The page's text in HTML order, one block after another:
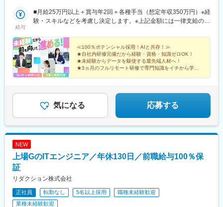
ん。※すべて徒歩10分以内の駅チカオフィスです。※フルリモー
ト・在宅勤務はプロジェクトによって異なります。
給与
■月給25万円以上＋賞与年2回＋各種手当（想定年収350万円）※経
験・スキルなどを考慮し決定します。※上記金額には一律支給の住
（期間中は月給23万円以上で、その他の待遇に変更なし）☆経験
がある方は、現職・前職給与を考慮します。☆明確な評価制度あ
り。個人の頑張りに応じて評価します。【年収例】年収350万円
（経験0年）年収450万円（経験1年）年収750万円（経験2年）年
収1100万円（経験5年）
≪100％ポテンシャル採用！AIと共存！≫
★自社内研修完備だから経験・資格・知識ゼロOK！
★未経験からデータを駆使する最先端人材へ！
★3ヵ月のフルリモート研修で専門知識をイチから学べ
気になる 応募する
NEW
上場GのITエンジニア／年休130日／前職給与100％保
証
リダクション株式会社
正社員 転勤なし 5名以上採用
職種未経験歓迎
業種未経験歓迎